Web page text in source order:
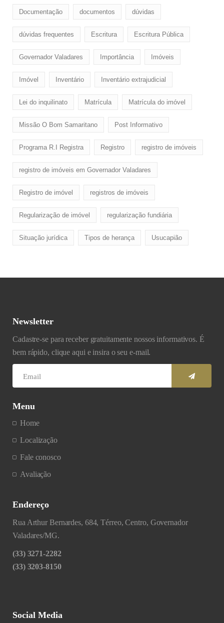
Documentação documentos dúvidas
dúvidas frequentes Escritura Escritura Pública
Governador Valadares Importância Imóveis
Imóvel Inventário Inventário extrajudicial
Lei do inquilinato Matrícula Matrícula do imóvel
Missão O Bom Samaritano Post Informativo
Programa R.I Registra Registro registro de imóveis
registro de imóveis em Governador Valadares
Registro de imóvel registros de imóveis
Regularização de imóvel regularização fundiária
Situação jurídica Tipos de herança Usucapião
Newsletter
Cadastre-se para receber gratuitamente nossos informativos. É
bem rápido, clique aqui e insira o seu e-mail.
Menu
Home
Localização
Fale conosco
Avaliação
Endereço
Rua Arthur Bernardes, 684, Térreo, Centro, Governador
Valadares/MG.
(33) 3271-2282
(33) 3203-8150
Social Media